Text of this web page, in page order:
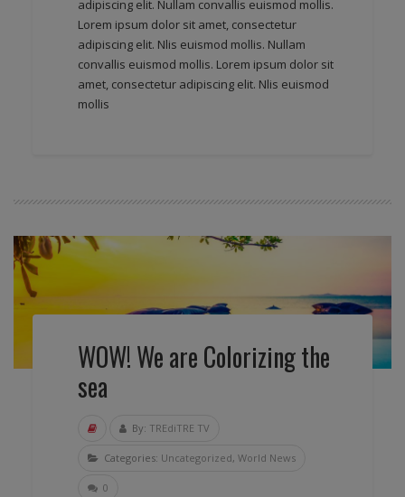
adipiscing elit. Nullam convallis euismod mollis.
Lorem ipsum dolor sit amet, consectetur
adipiscing elit. Nlis euismod mollis. Nullam
convallis euismod mollis. Lorem ipsum dolor sit
amet, consectetur adipiscing elit. Nlis euismod
mollis
WOW! We are Colorizing the
sea
By: TREdiTRE TV
Categories: Uncategorized, World News
0